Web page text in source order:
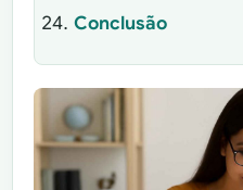
Conclusão